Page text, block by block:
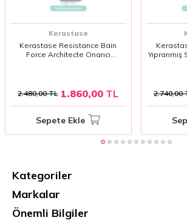
Kerastase
Kerastase Resistance Bain
Force Architecte Onarıcı
Yeniden Yapılandırma
2.480,00TL 1.860,00 TL
Sepete Ekle
Yıpranmış
2.740,00
Kategoriler
Markalar
Önemli Bilgiler